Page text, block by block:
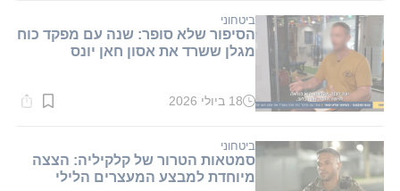
דקות.
ביטחוני
הסיפור שלא סופר: שנה עם מפקד כוח
מגלן ששרד את אסון חאן יונס
זמן
דקות.
18 ביולי 2026
ביטחוני
סמטאות הטרור של קלקיליה: הצצה
מיוחדת למבצע המעצרים הלילי